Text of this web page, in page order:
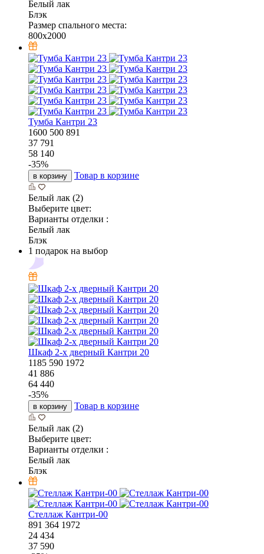
Белый лак
Блэк
Размер спального места:
800x2000
Тумба Кантри 23
1600 500 891
37 791
58 140
-35%
в корзину Товар в корзине
Белый лак (2)
Выберите цвет:
Варианты отделки :
Белый лак
Блэк
1 подарок на выбор
Шкаф 2-х дверный Кантри 20
1185 590 1972
41 886
64 440
-35%
в корзину Товар в корзине
Белый лак (2)
Выберите цвет:
Варианты отделки :
Белый лак
Блэк
Стеллаж Кантри-00
891 364 1972
24 434
37 590